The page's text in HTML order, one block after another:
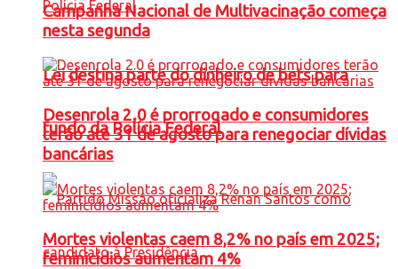
Lei destina parte do dinheiro de bets para
fundo da Polícia Federal
Campanha Nacional de Multivacinação começa
nesta segunda
Desenrola 2.0 é prorrogado e consumidores
terão até 31 de agosto para renegociar dívidas
bancárias
Mortes violentas caem 8,2% no país em 2025;
feminicídios aumentam 4%